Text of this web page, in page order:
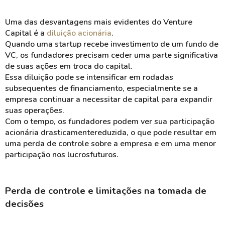
Uma das desvantagens mais evidentes do Venture
Capital é a diluição acionária.
Quando uma startup recebe investimento de um fundo de
VC, os fundadores precisam ceder uma parte significativa
de suas ações em troca do capital.
Essa diluição pode se intensificar em rodadas
subsequentes de financiamento, especialmente se a
empresa continuar a necessitar de capital para expandir
suas operações.
Com o tempo, os fundadores podem ver sua participação
acionária drasticamentereduzida, o que pode resultar em
uma perda de controle sobre a empresa e em uma menor
participação nos lucrosfuturos​.
Perda de controle e limitações na tomada de
decisões